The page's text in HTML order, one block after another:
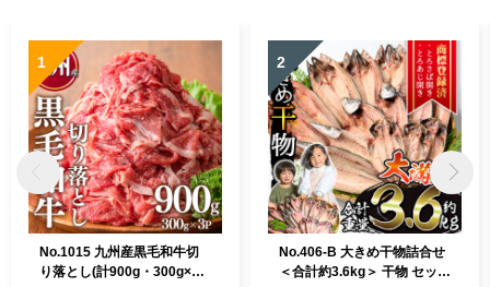
1
No.1015 九州産黒毛和牛切
り落とし(計900g・300g×3
2
No.406-B 大きめ干物詰合せ
＜合計約3.6kg＞ 干物 セット